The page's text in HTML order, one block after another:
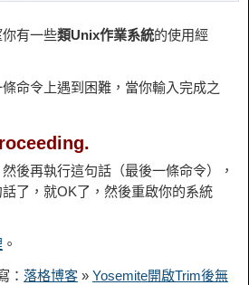
有一些類Unix作業系統的使用經
命令上遇到困難，當你輸入完成之
然後再執行這句話（最後一條命令），
了，就OK了，然後重啟你的系統
。
： 落格博客 » Yosemite開啟Trim後無